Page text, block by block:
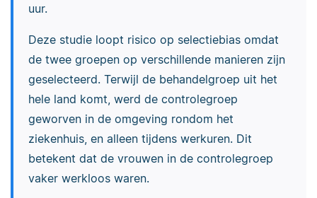
uur.
Deze studie loopt risico op selectiebias omdat
de twee groepen op verschillende manieren zijn
geselecteerd. Terwijl de behandelgroep uit het
hele land komt, werd de controlegroep
geworven in de omgeving rondom het
ziekenhuis, en alleen tijdens werkuren. Dit
betekent dat de vrouwen in de controlegroep
vaker werkloos waren.